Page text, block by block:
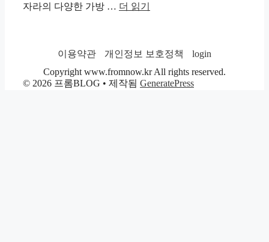
자라의 다양한 가방 … 더 읽기
이용약관 개인정보 보호정책
login
Copyright www.fromnow.kr All rights reserved.
© 2026 프롬BLOG • 제작됨 GeneratePress